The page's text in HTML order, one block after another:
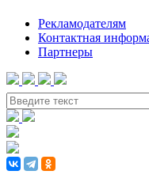
Рекламодателям
Контактная
Партнеры